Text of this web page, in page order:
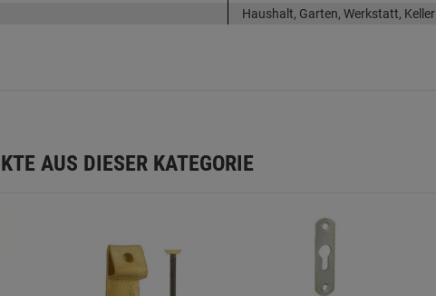
Haushalt, Garten, Werkstatt, Keller
AUS DIESER KATEGORIE